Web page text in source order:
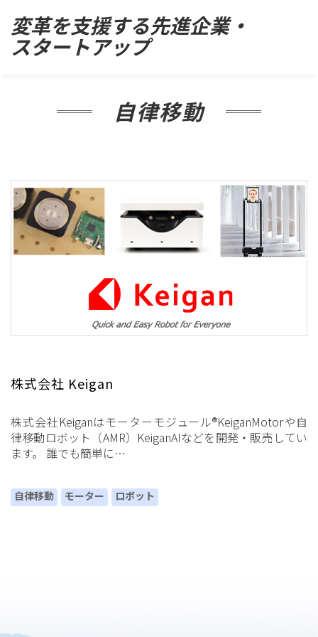
content
変革を支援する先進企業・
スタートアップ
自律移動
株式会社 Keigan
株式会社Keiganはモーターモジュール®KeiganMotorや自
律移動ロボット（AMR）KeiganAIなどを開発・販売してい
ます。 誰でも簡単に…
自律移動 モーター ロボット